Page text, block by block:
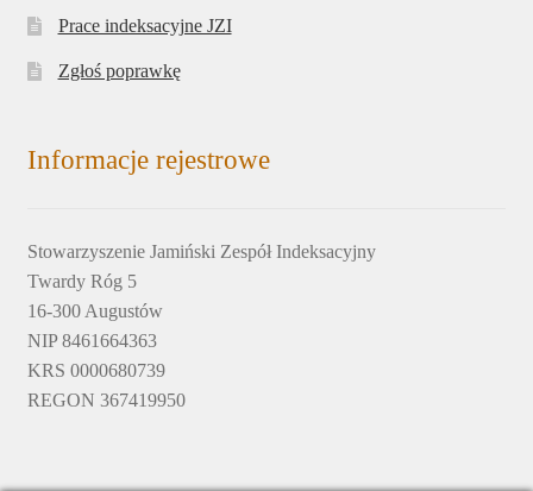
Prace indeksacyjne JZI
Zgłoś poprawkę
Informacje rejestrowe
Stowarzyszenie Jamiński Zespół Indeksacyjny
Twardy Róg 5
16-300 Augustów
NIP 8461664363
KRS 0000680739
REGON 367419950